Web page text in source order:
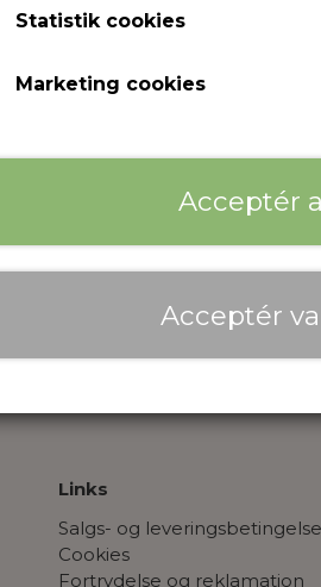
Kvalitet: 100% bomuld.
L
Tilføj til kurv
Links
Salgs- og
Cookies
Fortrydelse og reklamation
Statistik cookies
Marketing cookies
Acceptér
Acceptér